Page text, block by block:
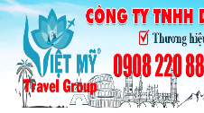
Bỏ
qua
dung